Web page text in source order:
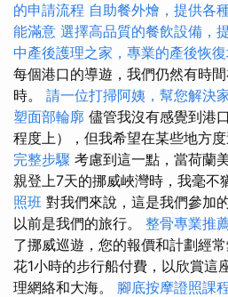
的申請流程 自助餐外燴，提供各
能滿意 選擇高品質的餐飲設備，
中產後護理之家，專業的產後恢
每個港口的導遊，我們仍然有時
時。 請一位打掃阿姨，幫您解決
塑面部輪廓 儘管我沒有感覺到港
程度上），但我希望在某些地方度
完整步驟 考慮到這一點，當荷蘭
親登上7天的挪威峽灣時，我毫不
照班 對我們來說，這是我們參加
以前是我們的旅行。 整骨專業推
了挪威巡遊，您的報價和計劃經
花1小時的步行船付費，以欣賞這
理網絡和大海。 腳底按摩證照課